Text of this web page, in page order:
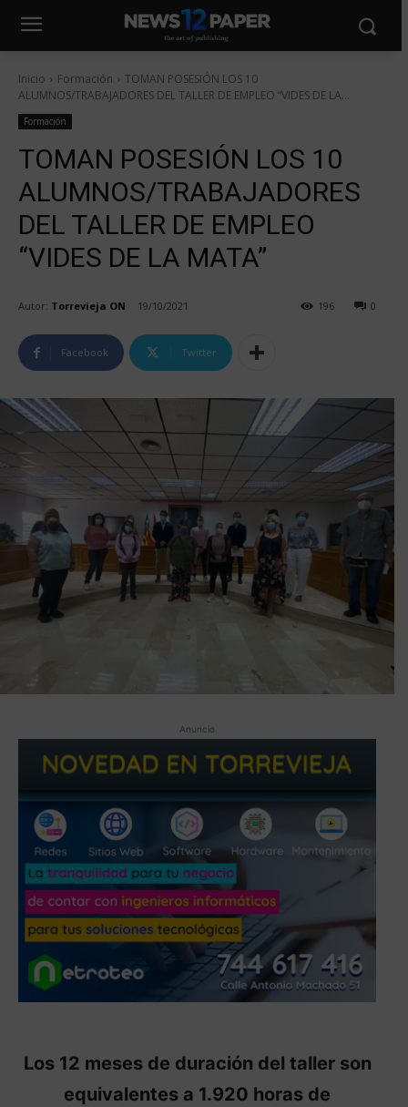
Inicio Formación
TOMAN POSESIÓN LOS 10
ALUMNOS/TRABAJADORES DEL TALLER DE EMPLEO “VIDES DE LA...
Formación
TOMAN POSESIÓN LOS 10
ALUMNOS/TRABAJADORES
DEL TALLER DE EMPLEO
“VIDES DE LA MATA”
Autor: Torrevieja ON 19/10/2021 0
196
Facebook Twitter
Anuncio
Los 12 meses de duración del taller son
equivalentes a 1.920 horas de